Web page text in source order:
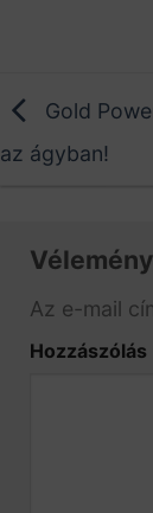
Gold
az ágyban!
Az e-mail
Hozzászólás